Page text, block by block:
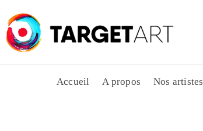
Accueil A propos Nos artistes